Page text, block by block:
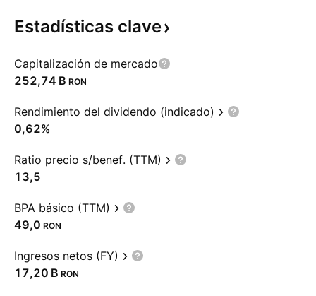
Estadísticas clave
Capitalización de mercado
‪252,74 B‬ RON
Rendimiento del dividendo (indicado)
0,62%
Ratio precio s/benef. (TTM)
13,5
BPA básico (TTM)
49,0 RON
Ingresos netos (FY)
‪17,20 B‬ RON